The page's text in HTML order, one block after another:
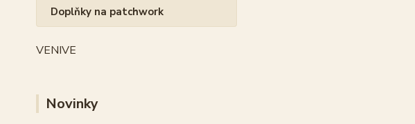
Doplňky na patchwork
VENIVE
Novinky